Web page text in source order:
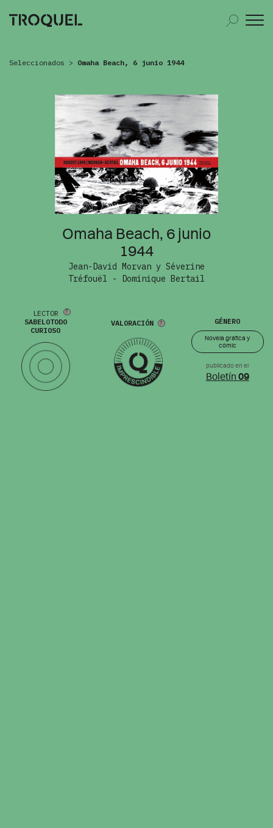
Seleccionados > Omaha Beach, 6 junio 1944
Omaha Beach, 6 junio
1944
Jean-David Morvan y Séverine
Tréfouël - Dominique Bertail
LECTOR
SABELOTODO
CURIOSO
VALORACIÓN GÉNERO
Novela gráfica y
cómic
publicado en el
Boletín 09